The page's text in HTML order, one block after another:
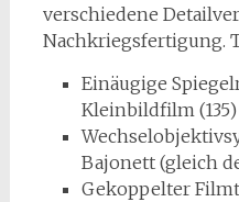
verschiedene
Nachkriegsfertigung.
Einäugige
Kleinbildfilm
Bajonett (gleich
Gekoppelter